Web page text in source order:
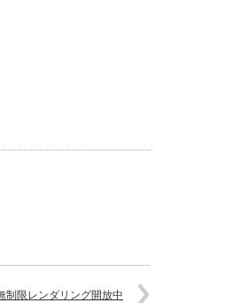
制限レンダリング開放中